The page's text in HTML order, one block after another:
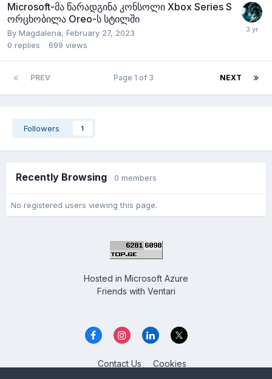
Microsoft-მა წარადგინა კონსოლი Xbox Series S
ორცხობილა Oreo-ს სტილში
By Magdalena, February 27, 2023
0 replies 699 views
PREV NEXT
Page 1 of 3
Followers 1
Recently Browsing 0 members
No registered users viewing this page.
Hosted in Microsoft Azure
Friends with Ventari
Contact Us Cookies